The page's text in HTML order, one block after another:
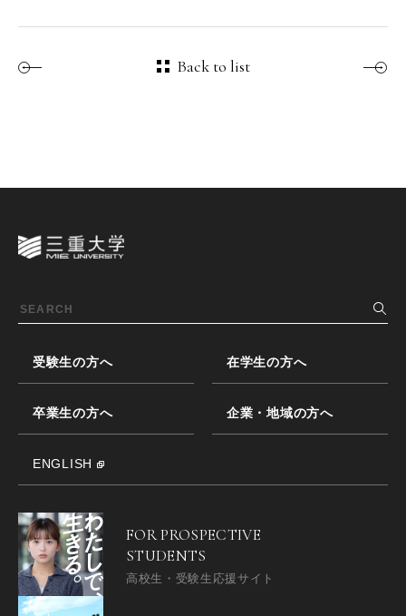
Back to list
受験生の方へ 在学生の方へ
卒業生の方へ 企業・地域の方へ
ENGLISH
FOR PROSPECTIVE
STUDENTS
高校生・受験生応援サイト